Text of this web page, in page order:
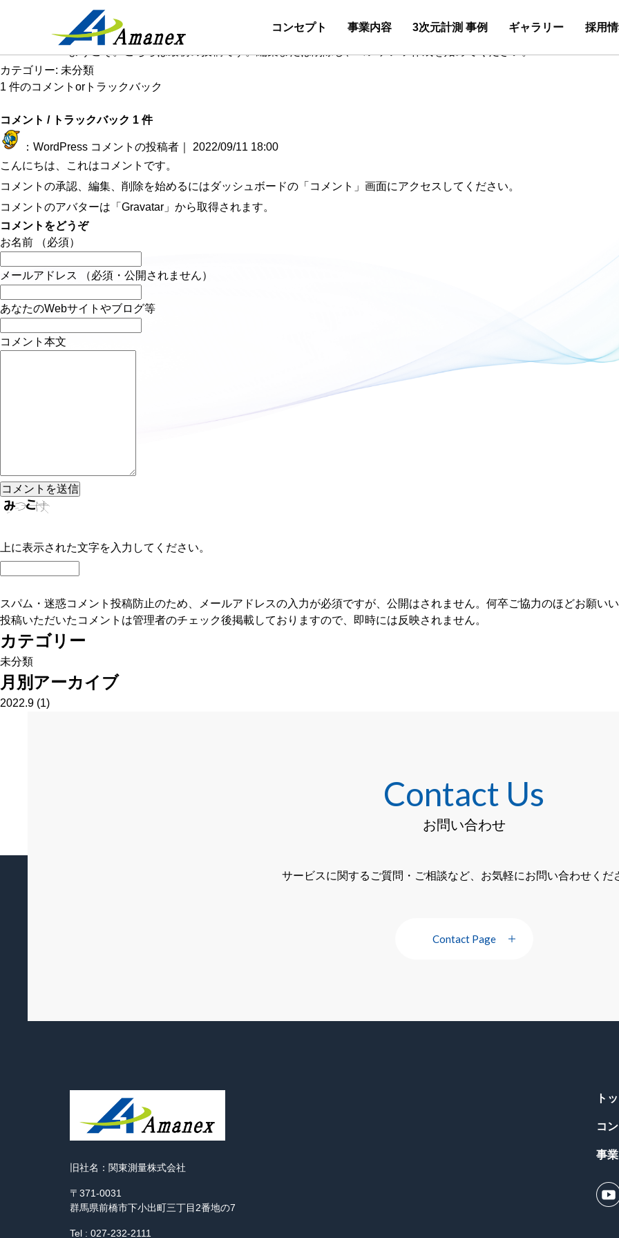
コンセプト 事業内容 3次元計測 事例 ギャラリー 採用
Hello world!
カテゴリー: 未分類
1 件のコメントorトラックバック
コメント / トラックバック 1 件
： WordPress コメントの投稿者
2022/09/11 18:00
こんにちは、これはコメントです。
コメントの承認、編集、削除を始めるにはダッシュボードの「コメント」画面にアクセスしてください。
コメントのアバターは「 Gravatar 」から取得されます。
コメントをどうぞ
お名前 （必須）
メールアドレス （必須・公開されません）
あなたのWebサイトやブログ等
コメント本文
上に表示された文字を入力してください。
スパム・迷惑コメント投稿防止のため、メールアドレスの入力が必須ですが、公開はされません。何卒ご協力のほどお願い
投稿いただいたコメントは管理者のチェック後掲載しておりますので、即時には反映されません。
カテゴリー
未分類
月別アーカイブ
2022.9 (1)
Contact Us
お問い合わせ
サービスに関するご質問・ご相談など、お気軽にお問い合わせくだ
Contact Page
旧社名：関東測量株式会社
〒371-0031
群馬県前橋市下小出町三丁目2番地の7
Tel : 027-232-2111
ト
コ
事